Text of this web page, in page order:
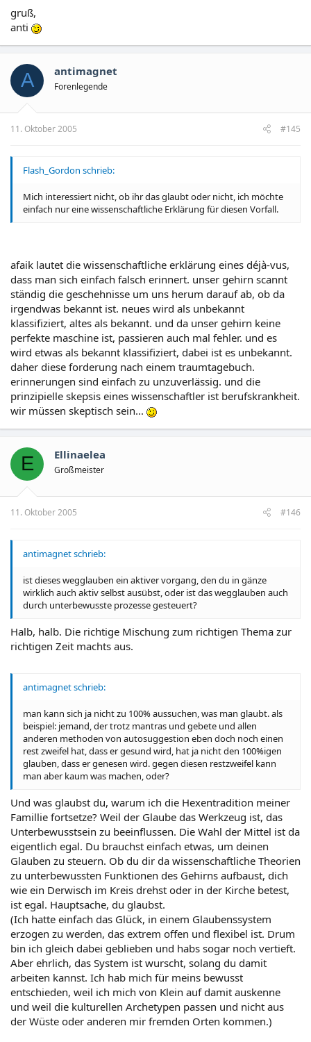
gruß,
anti
A antimagnet
Forenlegende
11. Oktober 2005 #145
Flash_Gordon schrieb:
Mich interessiert nicht, ob ihr das glaubt oder nicht, ich möchte
einfach nur eine wissenschaftliche Erklärung für diesen Vorfall.
afaik lautet die wissenschaftliche erklärung eines déjà-vus,
dass man sich einfach falsch erinnert. unser gehirn scannt
ständig die geschehnisse um uns herum darauf ab, ob da
irgendwas bekannt ist. neues wird als unbekannt
klassifiziert, altes als bekannt. und da unser gehirn keine
perfekte maschine ist, passieren auch mal fehler. und es
wird etwas als bekannt klassifiziert, dabei ist es unbekannt.
daher diese forderung nach einem traumtagebuch.
erinnerungen sind einfach zu unzuverlässig. und die
prinzipielle skepsis eines wissenschaftler ist berufskrankheit.
wir müssen skeptisch sein...
E Ellinaelea
Großmeister
11. Oktober 2005 #146
antimagnet schrieb:
ist dieses wegglauben ein aktiver vorgang, den du in gänze
wirklich auch aktiv selbst ausübst, oder ist das wegglauben auch
durch unterbewusste prozesse gesteuert?
Halb, halb. Die richtige Mischung zum richtigen Thema zur
richtigen Zeit machts aus.
antimagnet schrieb:
man kann sich ja nicht zu 100% aussuchen, was man glaubt. als
beispiel: jemand, der trotz mantras und gebete und allen
anderen methoden von autosuggestion eben doch noch einen
rest zweifel hat, dass er gesund wird, hat ja nicht den 100%igen
glauben, dass er genesen wird. gegen diesen restzweifel kann
man aber kaum was machen, oder?
Und was glaubst du, warum ich die Hexentradition meiner
Famillie fortsetze? Weil der Glaube das Werkzeug ist, das
Unterbewusstsein zu beeinflussen. Die Wahl der Mittel ist da
eigentlich egal. Du brauchst einfach etwas, um deinen
Glauben zu steuern. Ob du dir da wissenschaftliche Theorien
zu unterbewussten Funktionen des Gehirns aufbaust, dich
wie ein Derwisch im Kreis drehst oder in der Kirche betest,
ist egal. Hauptsache, du glaubst.
(Ich hatte einfach das Glück, in einem Glaubenssystem
erzogen zu werden, das extrem offen und flexibel ist. Drum
bin ich gleich dabei geblieben und habs sogar noch vertieft.
Aber ehrlich, das System ist wurscht, solang du damit
arbeiten kannst. Ich hab mich für meins bewusst
entschieden, weil ich mich von Klein auf damit auskenne
und weil die kulturellen Archetypen passen und nicht aus
der Wüste oder anderen mir fremden Orten kommen.)